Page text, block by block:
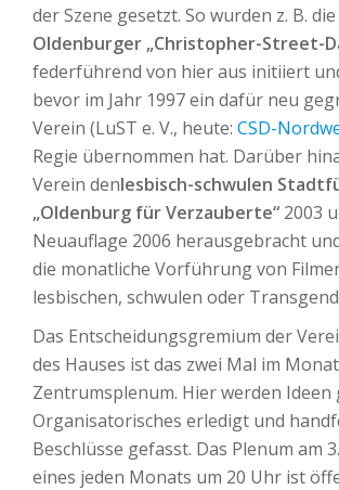
der Szene gesetzt. So wurden z. B.
Oldenburger „Christopher-Street-
federführend von hier aus initiiert
bevor im Jahr 1997 ein dafür neu
Verein (LuST e. V., heute: CSD-
Regie übernommen hat. Darüber
Verein denlesbisch-schwulen
„Oldenburg für Verzauberte“ 2003
Neuauflage 2006 herausgebracht
die monatliche Vorführung von
lesbischen, schwulen oder
Das Entscheidungsgremium der
des Hauses ist das zwei Mal im
Zentrumsplenum. Hier werden Ideen
Organisatorisches erledigt und
Beschlüsse gefasst. Das Plenum am
eines jeden Monats um 20 Uhr ist